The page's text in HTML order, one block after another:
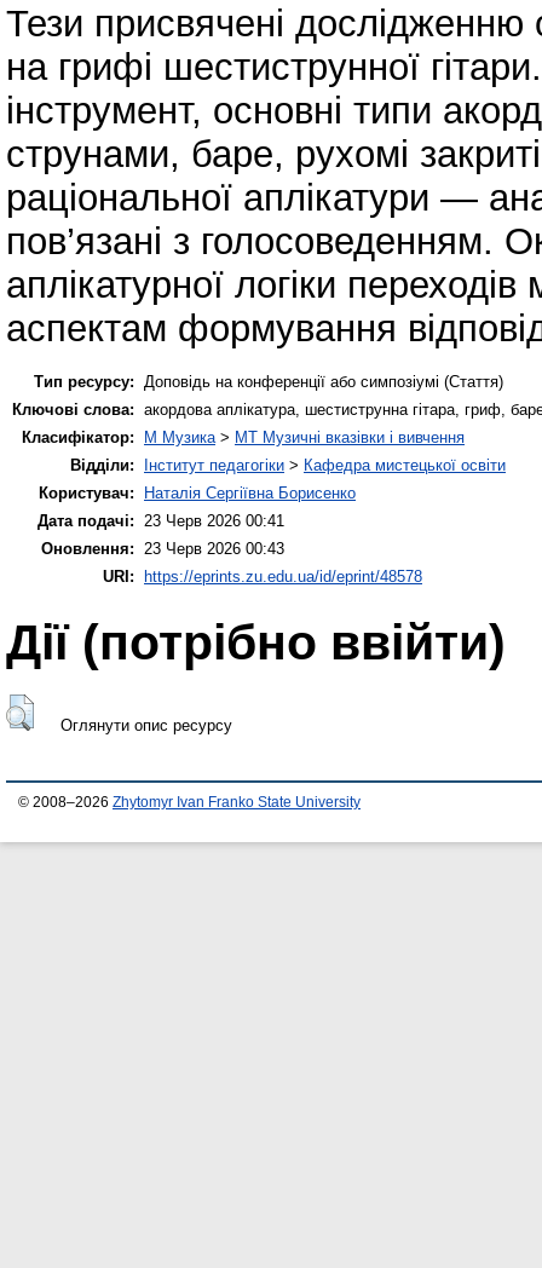
Тези присвячені дослідженню
на грифі шестиструнної
інструмент, основні типи
струнами, баре, рухомі
раціональної аплікатури —
пов’язані з голосоведенням.
аплікатурної логіки
аспектам формування
Тип ресурсу:
Доповідь на конференції або симпозіумі (Стаття)
Ключові слова: акордова аплікатура, шестиструнна гітара, гриф,
Класифікатор:
M Музика > MT Музичні вказівки і вивчення
Відділи:
Інститут педагогіки > Кафедра мистецької освіти
Користувач:
Наталія Сергіївна Борисенко
Дата подачі:
23 Черв 2026 00:41
Оновлення:
23 Черв 2026 00:43
URI: https://eprints.zu.edu.ua/id/eprint/48578
Дії ​​(потрібно ввійти)
Оглянути опис ресурсу
© 2008–2026 Zhytomyr Ivan Franko State University